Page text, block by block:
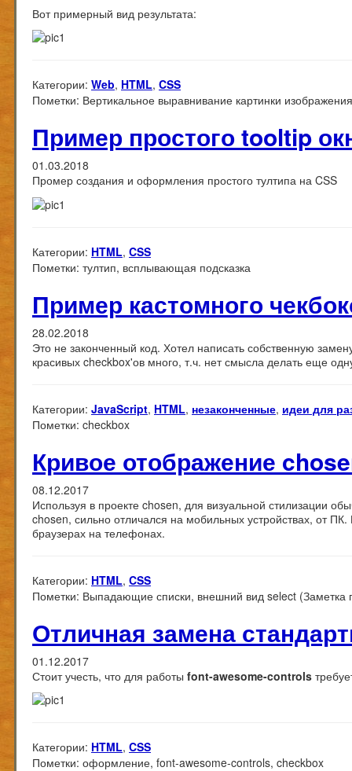
Вот примерный вид результата:
Категории: Web, HTML, CSS
Пометки: Вертикальное выравнивание картинки
Пример простого tooltip
01.03.2018
Промер создания и оформления простого тултипа на CSS
Категории: HTML, CSS
Пометки: тултип, всплывающая подсказка
Пример кастомного
28.02.2018
Это не законченный код. Хотел написать собственную
красивых checkbox'ов много, т.ч. нет смысла делать еще
Категории: JavaScript, HTML, незаконченные, идеи для
Пометки: checkbox
Кривое отображение
08.12.2017
Используя в проекте chosen, для визуальной стилизации
chosen, сильно отличался на мобильных устройствах, от
браузерах на телефонах.
Категории: HTML, CSS
Пометки: Выпадающие списки, внешний вид select
Отличная замена
01.12.2017
Стоит учесть, что для работы font-awesome-controls
Категории: HTML, CSS
Пометки: оформление, font-awesome-controls, checkbox